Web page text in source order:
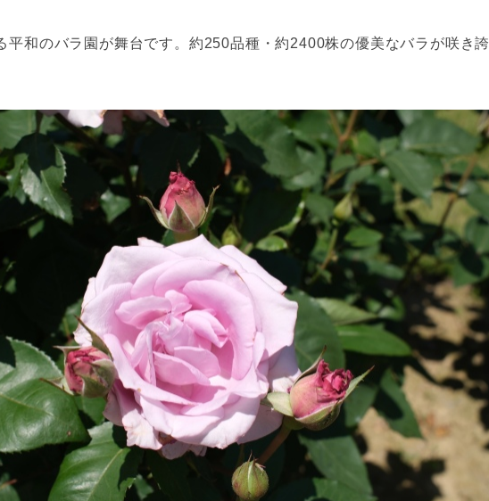
平和のバラ園が舞台です。約250品種・約2400株の優美なバラが咲き誇